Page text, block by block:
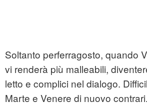
Soltanto perferragosto, quando
vi renderà più malleabili,
letto e complici nel dialogo.
Marte e Venere di nuovo contrari.